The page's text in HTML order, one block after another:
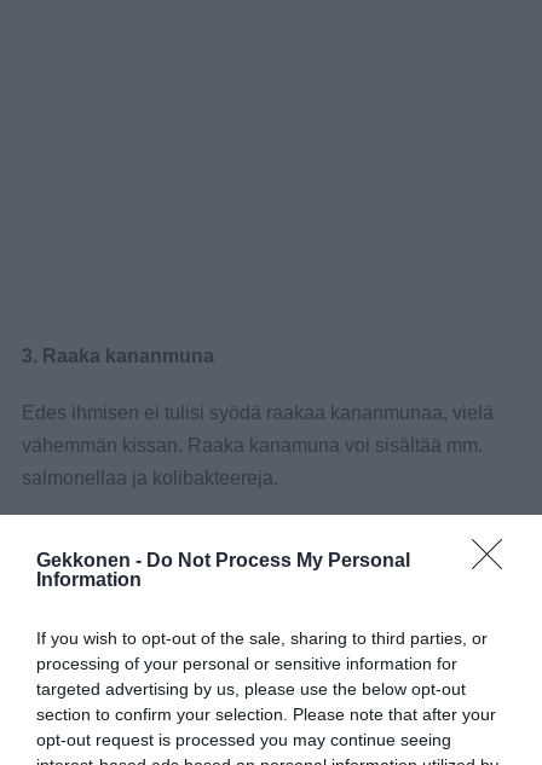
Gekkonen - Do Not Process My Personal
Information
If you wish to opt-out of the sale, sharing to third parties, or
processing of your personal or sensitive information for
targeted advertising by us, please use the below opt-out
section to confirm your selection. Please note that after your
opt-out request is processed you may continue seeing
3. Raaka kananmuna
Edes ihmisen ei tulisi syödä raakaa kananmunaa, vielä
vähemmän kissan. Raaka kanamuna voi sisältää mm.
salmonellaa ja kolibakteereja.
Lemmikeille pienikin määrä alkoholia voi olla
5. Kahvi
Kofeiini on vaarallista kissalle, vaikuttaen sydämen